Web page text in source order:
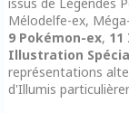
Mélodelfe-ex,
9 Pokémon-ex,
Illustration
représentations
d'Illumis